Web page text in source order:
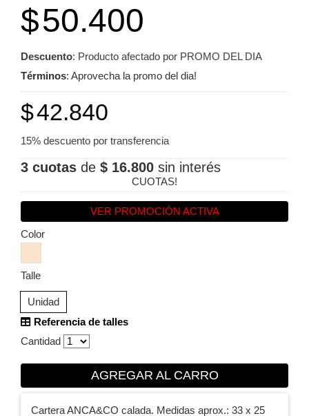
$50.400
Descuento: Producto afectado por PROMO DEL DIA
Términos: Aprovecha la promo del dia!
$42.840
15% descuento por transferencia
3 cuotas de $ 16.800 sin interés
CUOTAS!
VER PROMOCIÓN ACTIVA
Color
Talle
Unidad
Referencia de talles
Cantidad
AGREGAR AL CARRO
Cartera ANCA&CO calada. Medidas aprox.: 33 x 25